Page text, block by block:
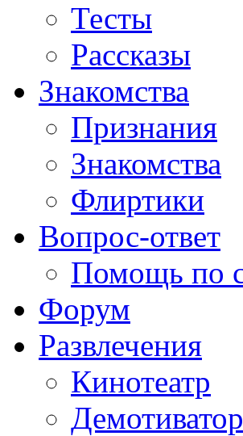
Тесты
Рассказы
Знакомства
Признания
Знакомства
Флиртики
Вопрос-ответ
Помощь по
Форум
Развлечения
Кинотеатр